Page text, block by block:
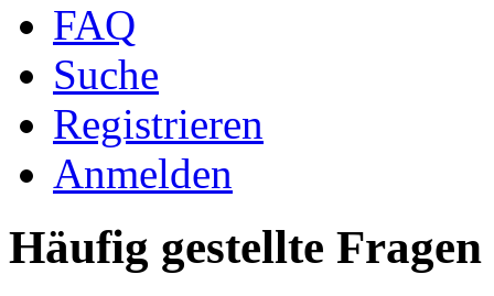
FAQ
Suche
Registrieren
Anmelden
Häufig gestellte Fragen